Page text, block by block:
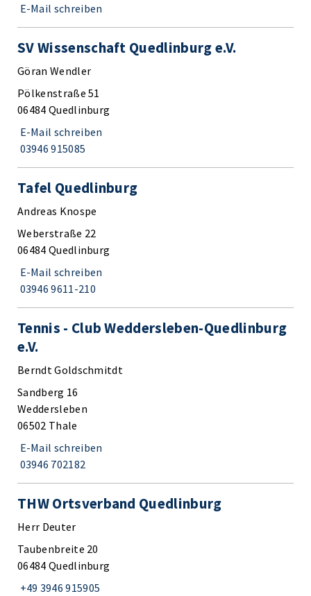
E-Mail schreiben
SV Wissenschaft Quedlinburg e.V.
Göran Wendler
Pölkenstraße 51
06484 Quedlinburg
E-Mail schreiben
03946 915085
Tafel Quedlinburg
Andreas Knospe
Weberstraße 22
06484 Quedlinburg
E-Mail schreiben
03946 9611-210
Tennis - Club Weddersleben-Quedlinburg
e.V.
Berndt Goldschmitdt
Sandberg 16
Weddersleben
06502 Thale
E-Mail schreiben
03946 702182
THW Ortsverband Quedlinburg
Herr Deuter
Taubenbreite 20
06484 Quedlinburg
+49 3946 915905